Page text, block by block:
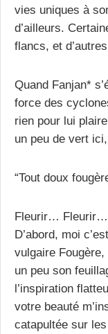
vies uniques à
d’ailleurs.
flancs, et
Quand Fanjan*
force des
rien pour lui
un peu de vert
“Tout doux
Fleurir… Fleurir…
D’abord, moi
vulgaire
un peu son
l’inspiration
votre beauté
catapultée sur